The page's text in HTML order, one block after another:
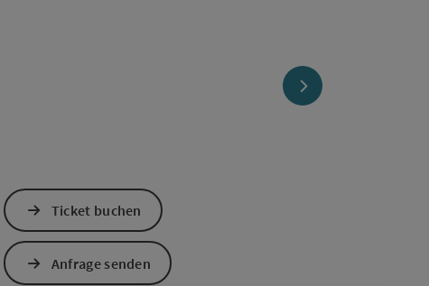
nächstes Element
Ticket buchen
Anfrage senden